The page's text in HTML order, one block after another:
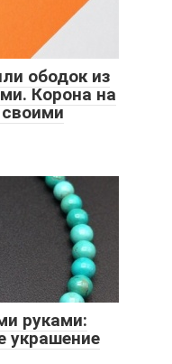
ободок из
Корона на
руками:
украшение